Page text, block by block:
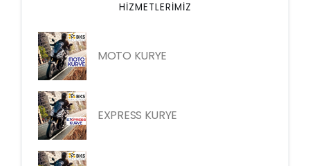
HIZMETLERIMIZ
MOTO KURYE
EXPRESS KURYE